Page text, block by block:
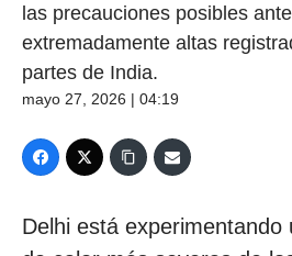
las precauciones posibles
extremadamente altas
partes de India.
mayo 27, 2026 | 04:19
Delhi está experimentando